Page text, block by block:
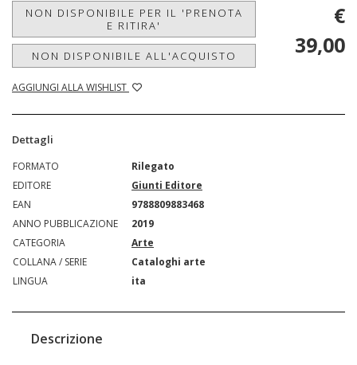
NON DISPONIBILE PER IL 'PRENOTA
E RITIRA'
NON DISPONIBILE ALL'ACQUISTO
AGGIUNGI ALLA WISHLIST
€
39,00
Dettagli
FORMATO
Rilegato
EDITORE
Giunti Editore
EAN
9788809883468
ANNO PUBBLICAZIONE
2019
CATEGORIA
Arte
COLLANA / SERIE
Cataloghi arte
LINGUA
ita
Descrizione